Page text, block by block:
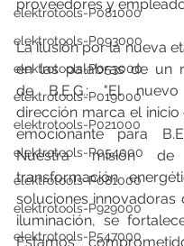
elektrotools-P081000
elektrotools-P093000
elektrotools-P053000
elektrotools-P019000
elektrotools-P021000
elektrotools-P054000
elektrotools-P081000
elektrotools-P929000
elektrotools-P547000
proveedores y
La ilusión por la nueva
en las palabras de un
de B.E.G.: "El
dirección marca el inicio
emocionante para
Nuestra misión
transformación
soluciones innovadoras
iluminación, se
Estamos